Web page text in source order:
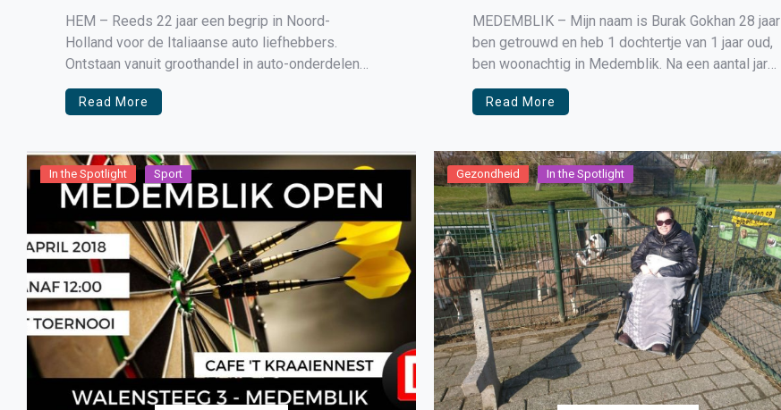
buiten
HEM – Reeds 22 jaar een begrip in Noord-
Holland voor de Italiaanse auto liefhebbers.
Ontstaan vanuit groothandel in auto-onderdelen
nu al jaren een volledig autobedrijf. Inclusief
verkoop van auto’s en restauratie. ‘Wij bieden
onderdelen, APK, airco onderhoud, diagnose en
we verkopen gebruikte en nieuwe auto’s. We […]
Read More
MEDEMBLIK – Mijn naam is Burak Gokhan 28 jaar
ben getrouwd en heb 1 dochtertje van 1 jaar oud,
ben woonachtig in Medemblik. Na een aantal jaren
gewerkt te hebben in Andijk bij een
schildersbedrijf (2006 tot en met 2014) begon
schildersbedrijfje voor […]
Read More
In the Spotlight Sport Gezondheid In the Spotlight